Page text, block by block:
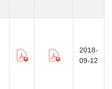
2018-
09-12